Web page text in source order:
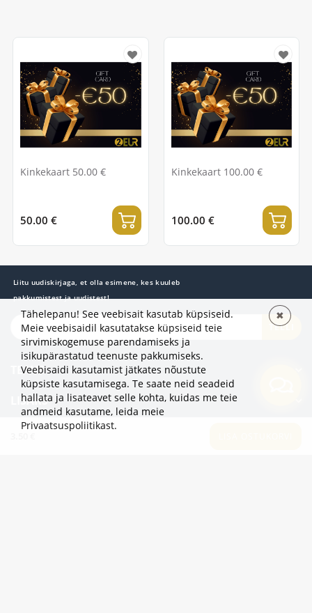
Kinkekaart 50.00 €
50.00 €
Kinkekaart 100.00 €
100.00 €
Liitu uudiskirjaga, et olla esimene, kes kuuleb
pakkumistest ja uudistest!
TELLI
TEAVE
LISAKS
KATEGOORIAD
Tähelepanu! See veebisait kasutab küpsiseid.
Meie veebisaidil kasutatakse küpsiseid teie
sirvimiskogemuse parendamiseks ja
isikupärastatud teenuste pakkumiseks.
Veebisaidi kasutamist jätkates nõustute
küpsiste kasutamisega. Te saate neid seadeid
hallata ja lisateavet selle kohta, kuidas me teie
andmeid kasutame, leida meie
Privaatsuspoliitikast.
✖